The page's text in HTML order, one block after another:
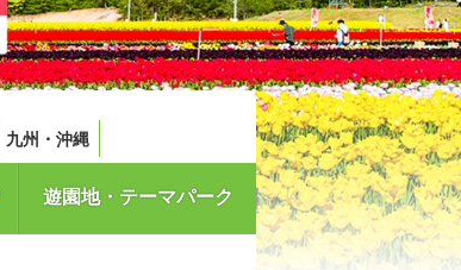
九州・沖縄
遊園地・テーマパーク